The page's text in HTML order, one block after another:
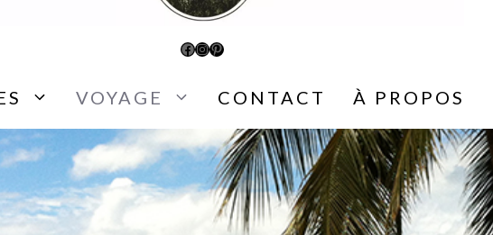
Facebook
Instagram
Pinterest
VOYAGE CONTACT À PROPOS